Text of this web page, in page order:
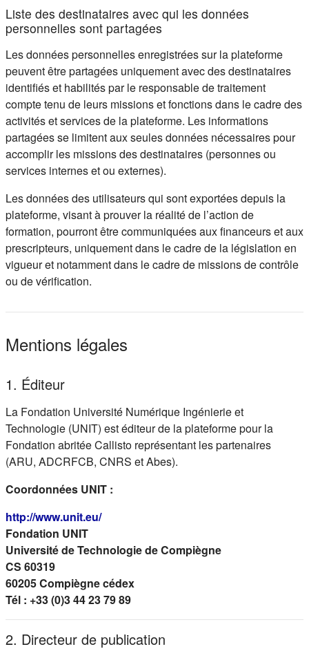
Liste des destinataires avec qui les données
personnelles sont partagées
Les données personnelles enregistrées sur la plateforme
peuvent être partagées uniquement avec des destinataires
identifiés et habilités par le responsable de traitement
compte tenu de leurs missions et fonctions dans le cadre des
activités et services de la plateforme. Les informations
partagées se limitent aux seules données nécessaires pour
accomplir les missions des destinataires (personnes ou
services internes et ou externes).
Les données des utilisateurs qui sont exportées depuis la
plateforme, visant à prouver la réalité de l’action de
formation, pourront être communiquées aux financeurs et aux
prescripteurs, uniquement dans le cadre de la législation en
vigueur et notamment dans le cadre de missions de contrôle
ou de vérification.
Mentions légales
1. Éditeur
La Fondation Université Numérique Ingénierie et
Technologie (UNIT) est éditeur de la plateforme pour la
Fondation abritée Callisto représentant les partenaires
(ARU, ADCRFCB, CNRS et Abes).
Coordonnées UNIT :
http://www.unit.eu/(s'ouvre dans un nouvel onglet)
Fondation UNIT
Université de Technologie de Compiègne
CS 60319
60205 Compiègne cédex
Tél : +33 (0)3 44 23 79 89
2. Directeur de publication